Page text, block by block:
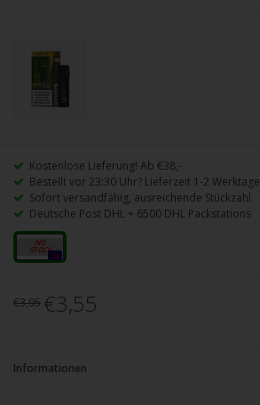
Kostenlose Lieferung! Ab €38,-
Bestellt vor 23:30 Uhr? Lieferzeit 1-2 Werktage
Sofort versandfähig, ausreichende Stückzahl
Deutsche Post DHL + 6500 DHL Packstations
20mg
0x
€3,95 €3,55
Informationen